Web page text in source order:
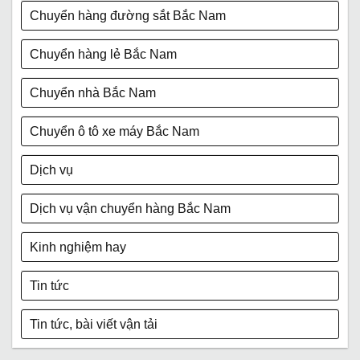
Chuyển hàng đường sắt Bắc Nam
Chuyển hàng lẻ Bắc Nam
Chuyển nhà Bắc Nam
Chuyển ô tô xe máy Bắc Nam
Dịch vụ
Dịch vụ vận chuyển hàng Bắc Nam
Kinh nghiệm hay
Tin tức
Tin tức, bài viết vận tải